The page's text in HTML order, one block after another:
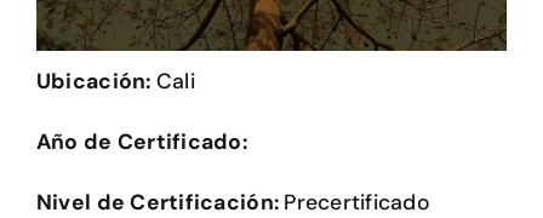
Herramientas
Credenciales
Ubicación: Cali
Año de Certificado:
Nivel de Certificación: Precertificado